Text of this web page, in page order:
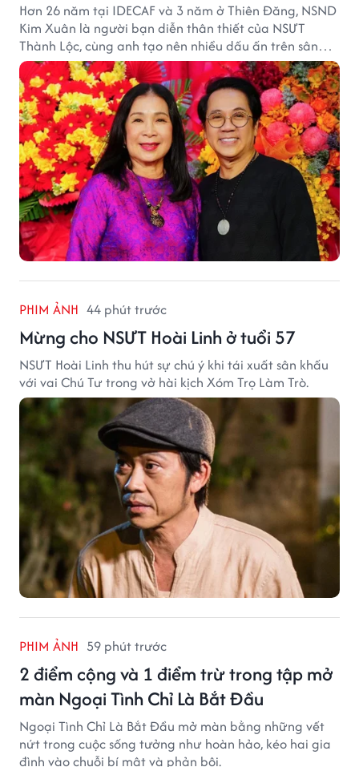
Hơn 26 năm tại IDECAF và 3 năm ở Thiên Đăng, NSND
Kim Xuân là người bạn diễn thân thiết của NSƯT
Thành Lộc, cùng anh tạo nên nhiều dấu ấn trên sân
khấu.
PHIM ẢNH 44 phút trước
Mừng cho NSƯT Hoài Linh ở tuổi 57
NSƯT Hoài Linh thu hút sự chú ý khi tái xuất sân khấu
với vai Chú Tư trong vở hài kịch Xóm Trọ Làm Trò.
PHIM ẢNH 59 phút trước
2 điểm cộng và 1 điểm trừ trong tập mở
màn Ngoại Tình Chỉ Là Bắt Đầu
Ngoại Tình Chỉ Là Bắt Đầu mở màn bằng những vết
nứt trong cuộc sống tưởng như hoàn hảo, kéo hai gia
đình vào chuỗi bí mật và phản bội.